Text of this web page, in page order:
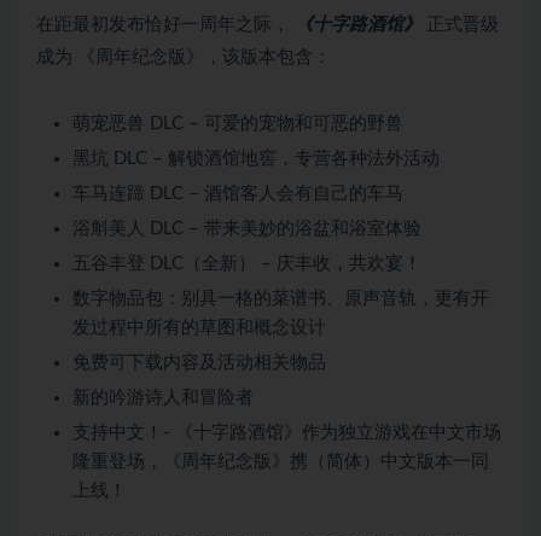
在距最初发布恰好一周年之际， 《十字路酒馆》
正式晋级
成为 《周年纪念版》，该版本包含：
萌宠恶兽 DLC – 可爱的宠物和可恶的野兽
黑坑 DLC – 解锁酒馆地窖，专营各种法外活动
车马连蹄 DLC – 酒馆客人会有自己的车马
浴斛美人 DLC – 带来美妙的浴盆和浴室体验
五谷丰登 DLC（全新） – 庆丰收，共欢宴！
数字物品包：别具一格的菜谱书、原声音轨，更有开
发过程中所有的草图和概念设计
免费可下载内容及活动相关物品
新的吟游诗人和冒险者
支持中文！- 《十字路酒馆》作为独立游戏在中文市场
隆重登场，《周年纪念版》携（简体）中文版本一同
上线！